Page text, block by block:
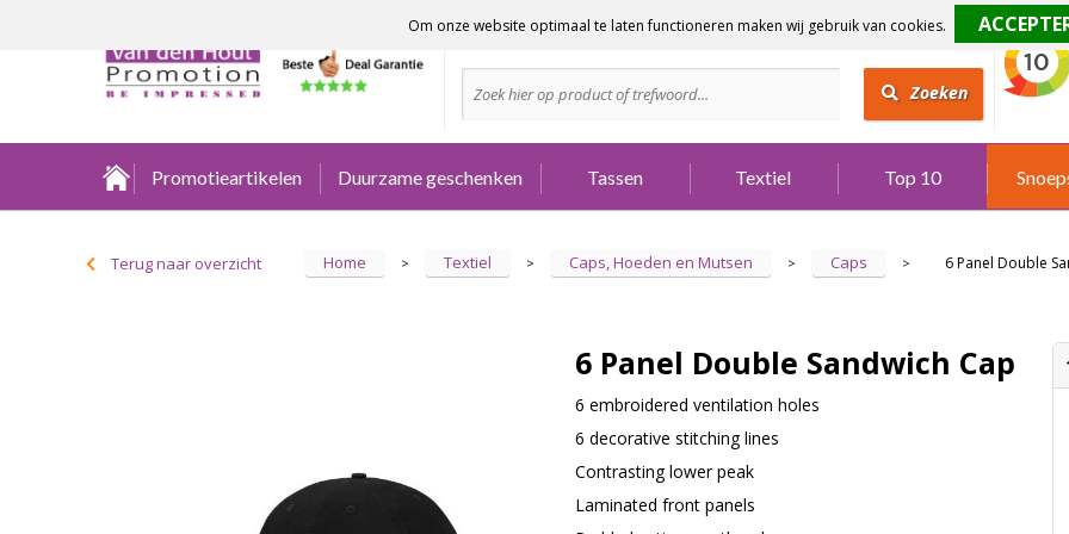
Advies nodig?
Zoeken
Promotieartikelen Duurzame geschenken Tassen Textiel Top 10
Terug naar overzicht Home > Textiel > Caps, Hoeden en Mutsen > Caps > 6 Panel Double
6 Panel Double Sandwich Cap
6 embroidered ventilation holes
6 decorative stitching lines
Contrasting lower peak
Laminated front panels
Om onze website optimaal te laten functioneren maken wij gebruik van cookies.